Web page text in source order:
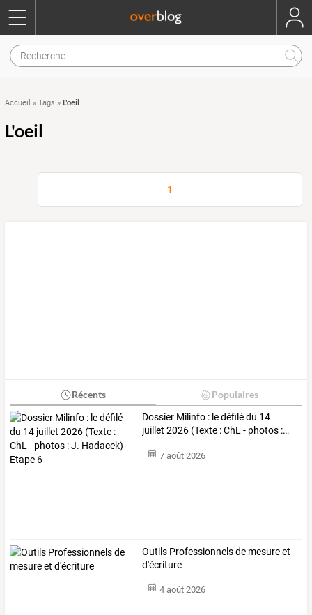
Accueil » Tags » L'oeil
L'oeil
1
Récents Populaires
Dossier Milinfo : ledéfilédu 14
juillet 2026 (Texte :ChL- photos :…
7 août 2026
Outils Professionnels de mesure et
d'écriture
4 août 2026